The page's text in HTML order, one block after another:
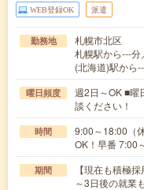
WEB登録OK 派遣
勤務地
札幌市北区
札幌駅から---
(北海道)駅から
曜日頻度
週2日～OK ■曜
談ください！
時間
9:00～18:00（
OK！早番 7:00
期間
【現在も積極
～3日後の就業